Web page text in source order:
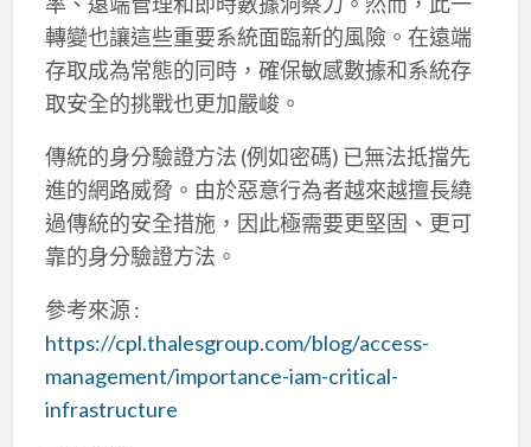
轉變也讓這些重要系統面臨新的風險。在遠端
存取成為常態的同時，確保敏感數據和系統存
取安全的挑戰也更加嚴峻。
傳統的身分驗證方法 (例如密碼) 已無法抵擋先
進的網路威脅。由於惡意行為者越來越擅長繞
過傳統的安全措施，因此極需要更堅固、更可
靠的身分驗證方法。
參考來源 :
https://cpl.thalesgroup.com/blog/access-
management/importance-iam-critical-
infrastructure